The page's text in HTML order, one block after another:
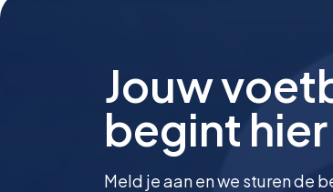
Jouw
begint hier
Meld je aan en we sturen de